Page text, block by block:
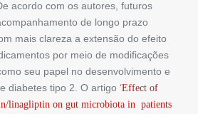
acordo com os autores, futuros
de longo prazo
mais clareza a extensão do efeito
por meio de modificações
seu papel no desenvolvimento e
diabetes tipo 2. O artigo ‘Effect of
linagliptin on gut microbiota in patients